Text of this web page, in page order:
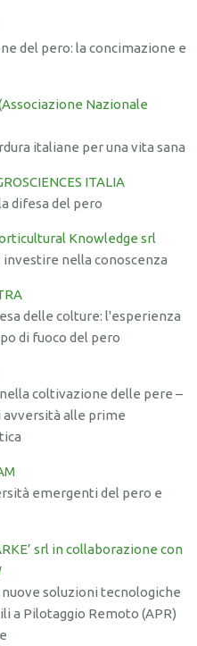
del pero: la concimazione e
Nazionale
italiane per una vita sana
ITALIA
difesa del pero
Knowledge srl
nella conoscenza
delle colture: l'esperienza
di fuoco del pero
coltivazione delle pere –
alle prime
emergenti del pero e
srl in collaborazione con
soluzioni tecnologiche
a Pilotaggio Remoto (APR)